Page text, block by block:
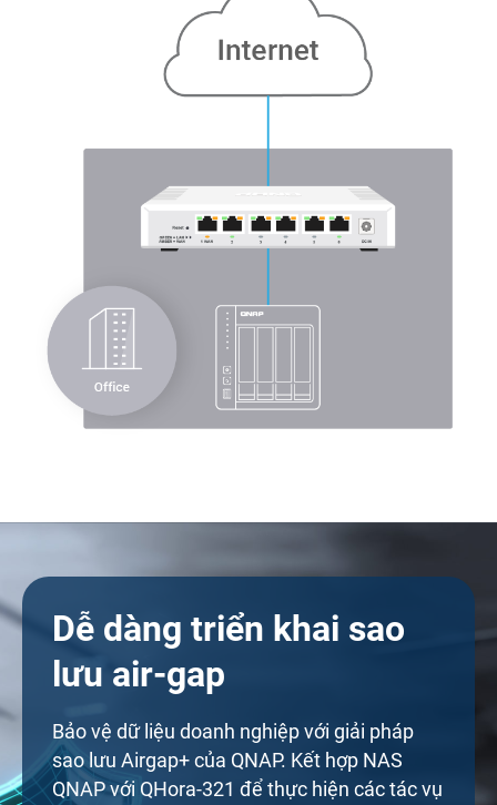
Dễ dàng triển khai sao
lưu air-gap
Bảo vệ dữ liệu doanh nghiệp với giải pháp
sao lưu Airgap+ của QNAP. Kết hợp NAS
QNAP với QHora-321 để thực hiện các tác vụ